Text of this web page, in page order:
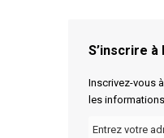
S’inscrire
Inscrivez-vous
les